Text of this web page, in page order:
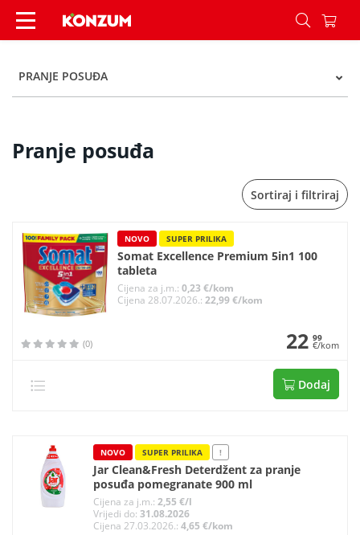
Pranje posuđa - Kategorije - Konzum
PRANJE POSUĐA
Pranje posuđa
Sortiraj i filtriraj
NOVO SUPER PRILIKA
Somat Excellence Premium 5in1 100
tableta
Cijena za j.m.: 0,23 €/kom
Cijena 28.07.2026.: 22,99 €/kom
(0) 22 99
€/kom
Dodaj
NOVO SUPER PRILIKA !
Jar Clean&Fresh Deterdžent za pranje
posuđa pomegranate 900 ml
Cijena za j.m.: 2,55 €/l
Vrijedi do: 31.08.2026
Cijena 27.03.2026.: 4,65 €/kom